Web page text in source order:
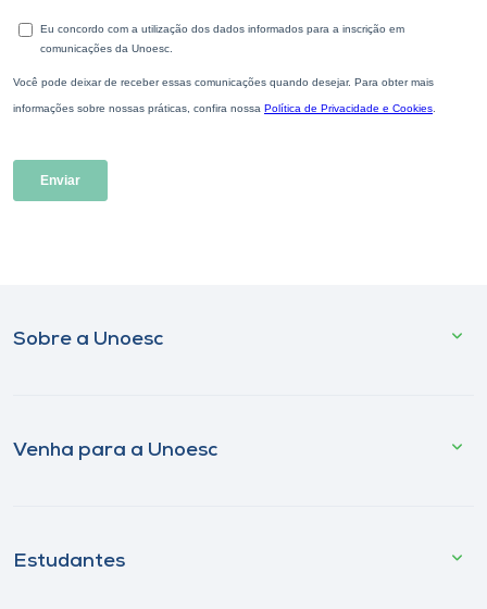
Sobre a Unoesc
Venha para a Unoesc
Estudantes